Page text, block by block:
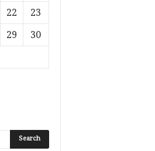
22
23
29
30